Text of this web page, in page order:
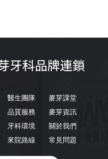
醫生團隊
品質服務
牙科環境
來院路線
麥芽課堂
麥芽資訊
關於我們
常見問題